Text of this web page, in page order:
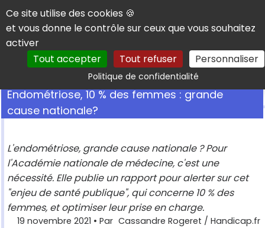
Panneau de gestion des cookies
Ce site utilise des cookies 🍪
et vous donne le contrôle sur ceux que vous souhaitez
activer
Tout accepter
Tout refuser Personnaliser
Politique de confidentialitéRechercher
Endométriose, 10 % des femmes : grande
cause nationale?
L'endométriose, grande cause nationale ? Pour
l'Académie nationale de médecine, c'est une
nécessité. Elle publie un rapport pour alerter sur cet
"enjeu de santé publique", qui concerne 10 % des
femmes, et optimiser leur prise en charge.
19 novembre 2021 • Par Cassandre Rogeret / Handicap.fr